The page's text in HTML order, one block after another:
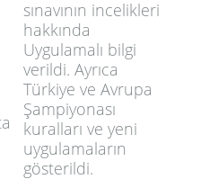
sınavının incelikleri
hakkında
Uygulamalı bilgi
verildi. Ayrıca
Türkiye ve Avrupa
Şampiyonası
kuralları ve yeni
uygulamaların
gösterildi.